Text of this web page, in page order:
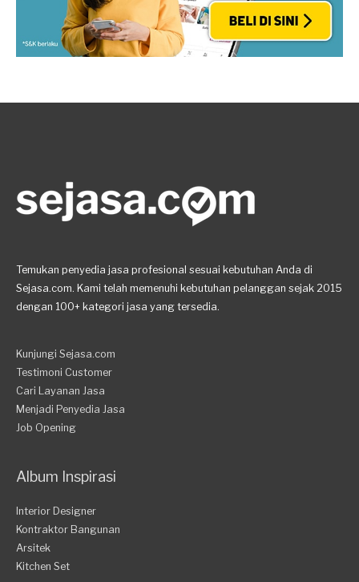
Temukan penyedia jasa profesional sesuai kebutuhan Anda di
Sejasa.com. Kami telah memenuhi kebutuhan pelanggan sejak 2015
dengan 100+ kategori jasa yang tersedia.
Kunjungi Sejasa.com
Testimoni Customer
Cari Layanan Jasa
Menjadi Penyedia Jasa
Job Opening
Album Inspirasi
Interior Designer
Kontraktor Bangunan
Arsitek
Kitchen Set